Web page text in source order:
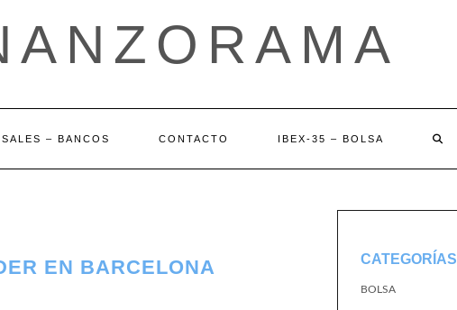
– BANCOS CONTACTO IBEX-35 – BOLSA
EN BARCELONA CATEGORÍAS
BOLSA